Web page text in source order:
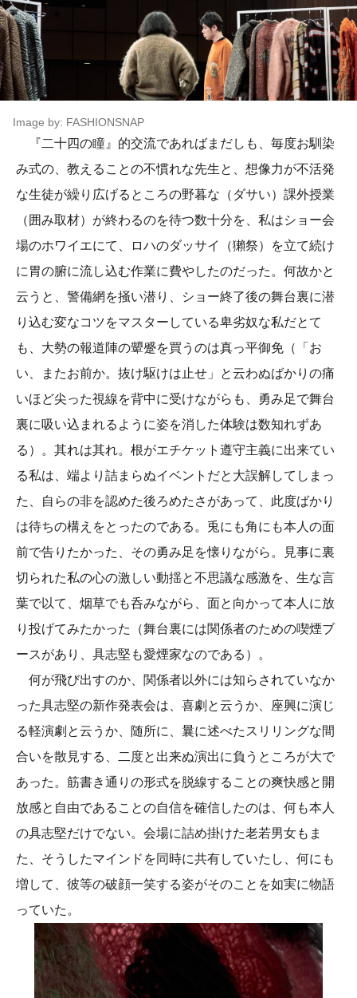
Image by: FASHIONSNAP
『二十四の瞳』的交流であればまだしも、毎度お馴染
み式の、教えることの不慣れな先生と、想像力が不活発
な生徒が繰り広げるところの野暮な（ダサい）課外授業
（囲み取材）が終わるのを待つ数十分を、私はショー会
場のホワイエにて、ロハのダッサイ（獺祭）を立て続け
に胃の腑に流し込む作業に費やしたのだった。何故かと
云うと、警備網を掻い潜り、ショー終了後の舞台裏に潜
り込む変なコツをマスターしている卑劣奴な私だとて
も、大勢の報道陣の顰蹙を買うのは真っ平御免（「お
い、またお前か。抜け駆けは止せ」と云わぬばかりの痛
いほど尖った視線を背中に受けながらも、勇み足で舞台
裏に吸い込まれるように姿を消した体験は数知れずあ
る）。其れは其れ。根がエチケット遵守主義に出来てい
る私は、端より詰まらぬイベントだと大誤解してしまっ
た、自らの非を認めた後ろめたさがあって、此度ばかり
は待ちの構えをとったのである。兎にも角にも本人の面
前で告りたかった、その勇み足を懐りながら。見事に裏
切られた私の心の激しい動揺と不思議な感激を、生な言
葉で以て、烟草でも呑みながら、面と向かって本人に放
り投げてみたかった（舞台裏には関係者のための喫煙ブ
ースがあり、具志堅も愛煙家なのである）。
何が飛び出すのか、関係者以外には知らされていなか
った具志堅の新作発表会は、喜劇と云うか、座興に演じ
る軽演劇と云うか、随所に、曩に述べたスリリングな間
合いを散見する、二度と出来ぬ演出に負うところが大で
あった。筋書き通りの形式を脱線することの爽快感と開
放感と自由であることの自信を確信したのは、何も本人
の具志堅だけでない。会場に詰め掛けた老若男女もま
た、そうしたマインドを同時に共有していたし、何にも
増して、彼等の破顔一笑する姿がそのことを如実に物語
っていた。